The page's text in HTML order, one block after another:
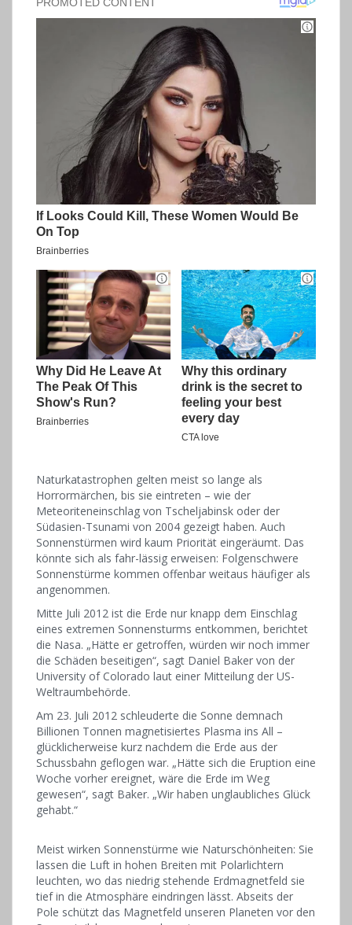
Naturkatastrophen gelten meist so lange als
Horrormärchen, bis sie eintreten – wie der
Meteoriteneinschlag von Tscheljabinsk oder der
Südasien-Tsunami von 2004 gezeigt haben. Auch
Sonnenstürmen wird kaum Priorität eingeräumt. Das
könnte sich als fahr-lässig erweisen: Folgenschwere
Sonnenstürme kommen offenbar weitaus häufiger als
angenommen.
Mitte Juli 2012 ist die Erde nur knapp dem Einschlag
eines extremen Sonnensturms entkommen, berichtet
die Nasa. „Hätte er getroffen, würden wir noch immer
die Schäden beseitigen“, sagt Daniel Baker von der
University of Colorado laut einer Mitteilung der US-
Weltraumbehörde.
Am 23. Juli 2012 schleuderte die Sonne demnach
Billionen Tonnen magnetisiertes Plasma ins All –
glücklicherweise kurz nachdem die Erde aus der
Schussbahn geflogen war. „Hätte sich die Eruption eine
Woche vorher ereignet, wäre die Erde im Weg
gewesen“, sagt Baker. „Wir haben unglaubliches Glück
gehabt.“
Meist wirken Sonnenstürme wie Naturschönheiten: Sie
lassen die Luft in hohen Breiten mit Polarlichtern
leuchten, wo das niedrig stehende Erdmagnetfeld sie
tief in die Atmosphäre eindringen lässt. Abseits der
Pole schützt das Magnetfeld unseren Planeten vor den